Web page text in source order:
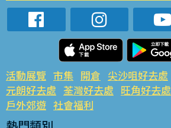
活動展覽 市集 開倉 尖沙咀好去處
元朗好去處 荃灣好去處 旺角好去處
戶外郊遊 社會福利